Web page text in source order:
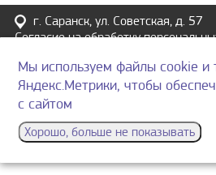
Мы используем файлы cookie и
Яндекс.Метрики, чтобы
с сайтом
Хорошо, больше не показывать
г. Саранск, ул. Советская, д. 57
Согласие на обработку
Политика конфиденциальности
Материалы на сайте имеют
являются публичной офертой